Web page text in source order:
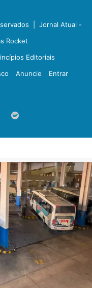
| Jornal Atual -
Rocket
Editoriais
Anuncie
Entrar
Spotify